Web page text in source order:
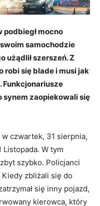
mocno
samochodzie
użądlił szerszeń. Z
robi się blade i musi jak
zaopiekowali się
czwartek, 31 sierpnia,
W tym
szybko. Policjanci
zbliżali się do
się inny pojazd,
kierowca, który